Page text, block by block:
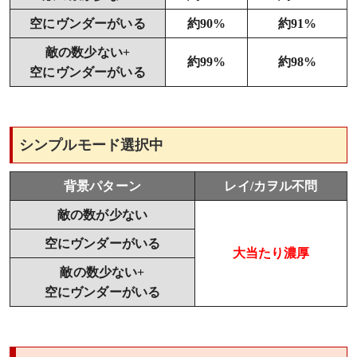
空にヴンダーがいる 約90% 約91%
敵の数少ない+
空にヴンダーがいる
約99% 約98%
シンプルモード選択中
背景パターン レイ/カヲル不問
敵の数が少ない
大当たり濃厚
空にヴンダーがいる
敵の数少ない+
空にヴンダーがいる